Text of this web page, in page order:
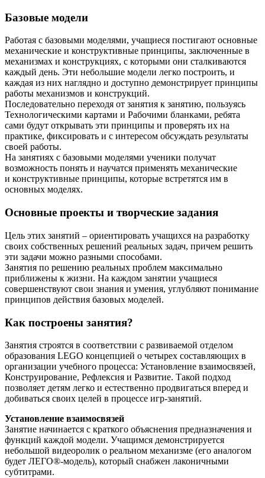
Базовые модели
Работая с базовыми моделями, учащиеся постигают основные
механические и конструктивные принципы, заключенные в
механизмах и конструкциях, с которыми они сталкиваются
каждый день. Эти небольшие модели легко построить, и
каждая из них наглядно и доступно демонстрирует принципы
работы механизмов и конструкций.
Последовательно переходя от занятия к занятию, пользуясь
Технологическими картами и Рабочими бланками, ребята
сами будут открывать эти принципы и проверять их на
практике, фиксировать и с интересом обсуждать результаты
своей работы.
На занятиях с базовыми моделями ученики получат
возможность понять и научатся применять механические
и конструктивные принципы, которые встретятся им в
основных моделях.
Основные проекты и творческие задания
Цель этих занятий – ориентировать учащихся на разработку
своих собственных решений реальных задач, причем решить
эти задачи можно разными способами.
Занятия по решению реальных проблем максимально
приближены к жизни. На каждом занятии учащиеся
совершенствуют свои знания и умения, углубляют понимание
принципов действия базовых моделей.
Как построены занятия?
Занятия строятся в соответствии с развиваемой отделом
образования LEGO концепцией о четырех составляющих в
организации учебного процесса: Установление взаимосвязей,
Конструирование, Рефлексия и Развитие. Такой подход
позволяет детям легко и естественно продвигаться вперед и
добиваться своих целей в процессе игр-занятий.
Установление взаимосвязей
Занятие начинается с краткого объяснения предназначения и
функций каждой модели. Учащимся демонстрируется
небольшой видеоролик о реальном механизме (его аналогом
будет ЛЕГО®-модель), который снабжен лаконичными
субтитрами.